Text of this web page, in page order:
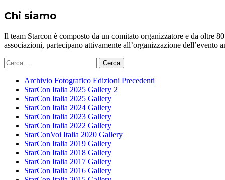
Chi siamo
Il team Starcon è composto da un comitato organizzatore e da oltre
associazioni, partecipano attivamente all’organizzazione
Ricerca
per:
Archivio Fotografico Edizioni Precedenti
StarCon Italia 2025 Gallery 2
StarCon Italia 2025 Gallery
StarCon Italia 2024 Gallery
StarCon Italia 2023 Gallery
StarCon Italia 2022 Gallery
StarConVoi Italia 2020 Gallery
StarCon Italia 2019 Gallery
StarCon Italia 2018 Gallery
StarCon Italia 2017 Gallery
StarCon Italia 2016 Gallery